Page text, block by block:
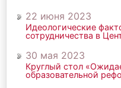
22 июня 2023
Идеологические
сотрудничества в
30 мая 2023
Круглый стол
образовательной